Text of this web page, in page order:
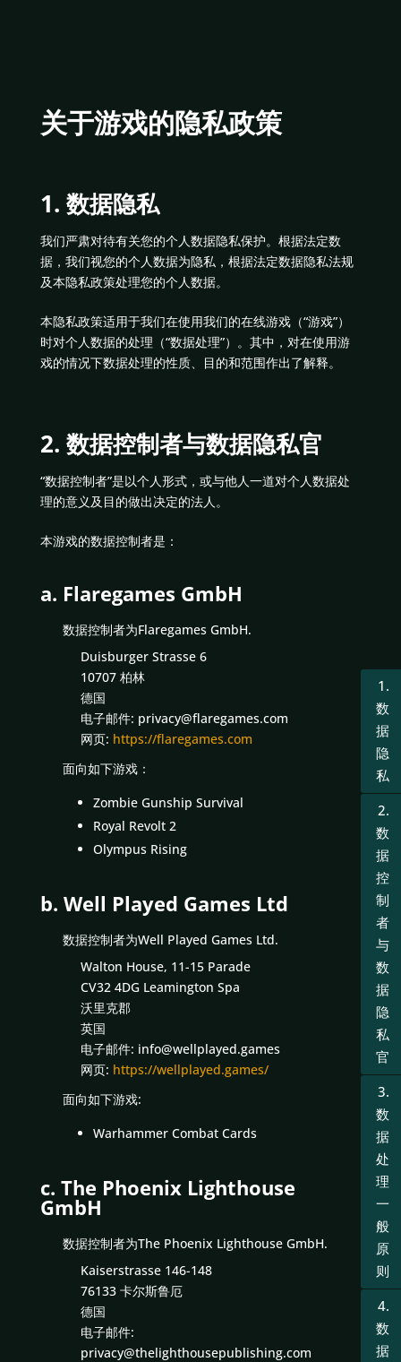
1.
数
据
隐
私
2.
数
据
控
制
者
与
数
据
隐
私
官
3.
数
据
处
理
一
般
原
则
4.
数
据
关于游戏的隐私政策
1. 数据隐私
我们严肃对待有关您的个人数据隐私保护。根据法定数
据，我们视您的个人数据为隐私，根据法定数据隐私法规
及本隐私政策处理您的个人数据。
本隐私政策适用于我们在使用我们的在线游戏（“游戏”）
时对个人数据的处理（“数据处理”）。其中，对在使用游
戏的情况下数据处理的性质、目的和范围作出了解释。
2. 数据控制者与数据隐私官
“数据控制者”是以个人形式，或与他人一道对个人数据处
理的意义及目的做出决定的法人。
本游戏的数据控制者是：
a. Flaregames GmbH
数据控制者为Flaregames GmbH.
Duisburger Strasse 6
10707 柏林
德国
电子邮件: privacy@flaregames.com
网页: https://flaregames.com
面向如下游戏：
Zombie Gunship Survival
Royal Revolt 2
Olympus Rising
b. Well Played Games Ltd
数据控制者为Well Played Games Ltd.
Walton House, 11-15 Parade
CV32 4DG Leamington Spa
沃里克郡
英国
电子邮件: info@wellplayed.games
网页: https://wellplayed.games/
面向如下游戏:
Warhammer Combat Cards
c. The Phoenix Lighthouse
GmbH
数据控制者为The Phoenix Lighthouse GmbH.
Kaiserstrasse 146-148
76133 卡尔斯鲁厄
德国
电子邮件:
privacy@thelighthousepublishing.com